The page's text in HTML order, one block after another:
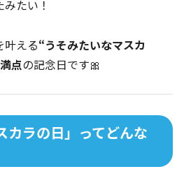
たい！
叶える“うそみたいなマスカ
点の記念日です🎀
カラの日」ってどんな